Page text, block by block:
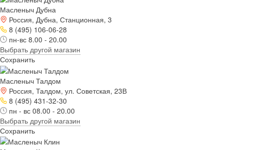
Масленыч Дубна
Россия, Дубна, Станционная, 3
8 (495) 106-06-28
пн-вс 8.00 - 20.00
Выбрать другой магазин
Сохранить
Масленыч Талдом
Россия, Талдом, ул. Советская, 23В
8 (495) 431-32-30
пн - вс 08.00 - 20.00
Выбрать другой магазин
Сохранить